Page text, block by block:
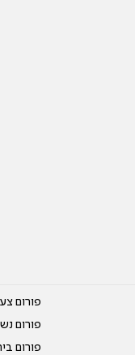
פורום
פורום
פורום